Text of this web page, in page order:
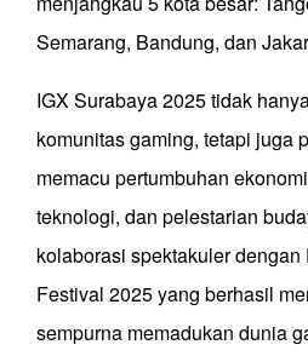
Semarang, Bandung, dan
IGX Surabaya 2025 tidak
komunitas gaming, tetapi juga
memacu pertumbuhan
teknologi, dan pelestarian
kolaborasi spektakuler
Festival 2025 yang berhasil
sempurna memadukan dunia